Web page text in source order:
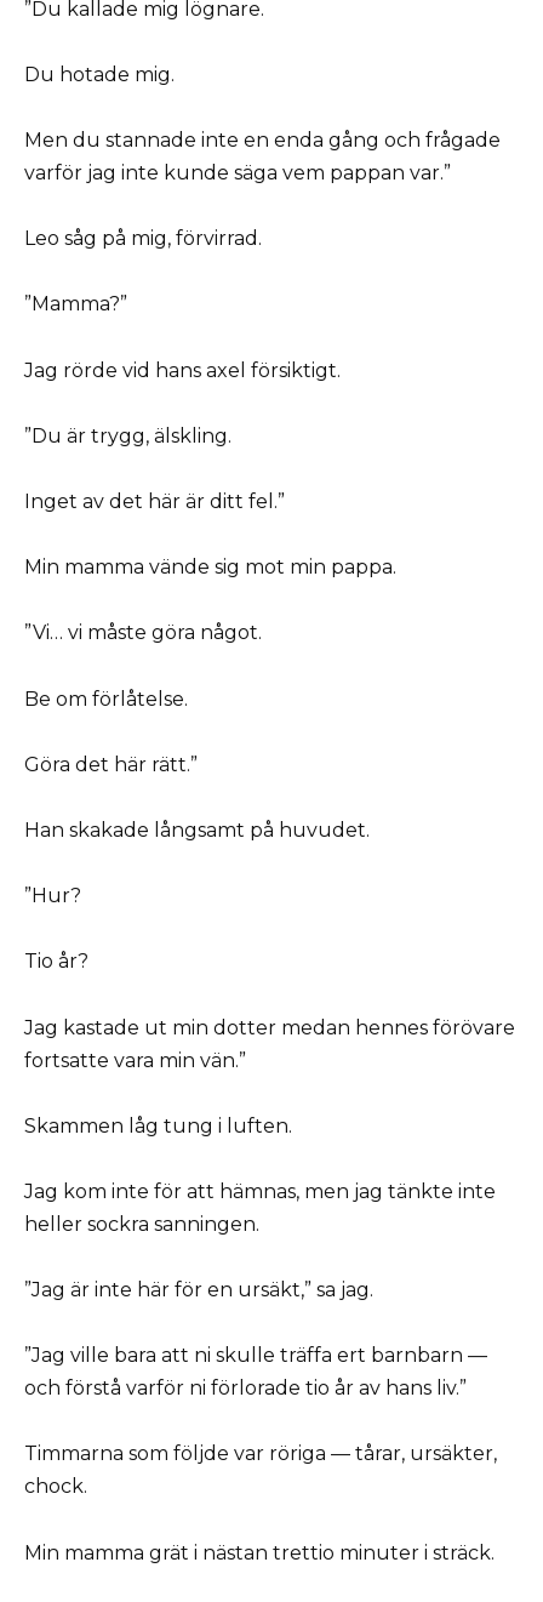
”Du kallade mig lögnare.
Du hotade mig.
Men du stannade inte en enda gång och frågade
varför jag inte kunde säga vem pappan var.”
Leo såg på mig, förvirrad.
”Mamma?”
Jag rörde vid hans axel försiktigt.
”Du är trygg, älskling.
Inget av det här är ditt fel.”
Min mamma vände sig mot min pappa.
”Vi… vi måste göra något.
Be om förlåtelse.
Göra det här rätt.”
Han skakade långsamt på huvudet.
”Hur?
Tio år?
Jag kastade ut min dotter medan hennes förövare
fortsatte vara min vän.”
Skammen låg tung i luften.
Jag kom inte för att hämnas, men jag tänkte inte
heller sockra sanningen.
”Jag är inte här för en ursäkt,” sa jag.
”Jag ville bara att ni skulle träffa ert barnbarn —
och förstå varför ni förlorade tio år av hans liv.”
Timmarna som följde var röriga — tårar, ursäkter,
chock.
Min mamma grät i nästan trettio minuter i sträck.